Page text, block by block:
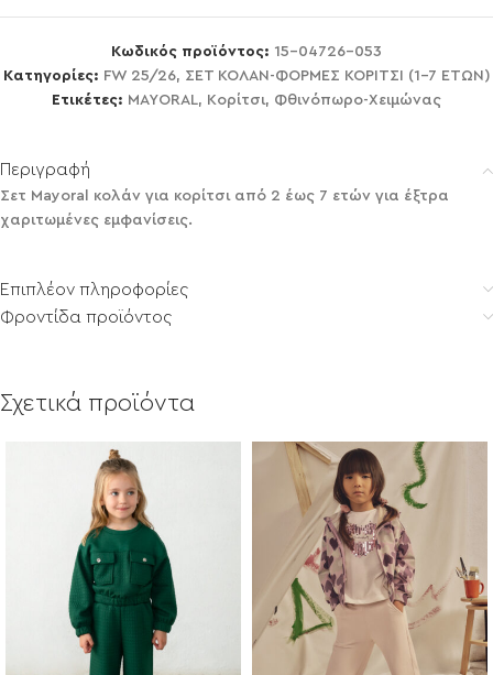
Κωδικός προϊόντος: 15-04726-053
Κατηγορίες: FW 25/26, ΣΕΤ ΚΟΛΑΝ-ΦΟΡΜΕΣ ΚΟΡΙΤΣΙ (1-7 ΕΤΩΝ)
Ετικέτες: MAYORAL, Κορίτσι, Φθινόπωρο-Χειμώνας
Περιγραφή
Σετ Mayoral κολάν για κορίτσι από 2 έως 7 ετών για έξτρα
χαριτωμένες εμφανίσεις.
Επιπλέον πληροφορίες
Φροντίδα προϊόντος
Σχετικά προϊόντα